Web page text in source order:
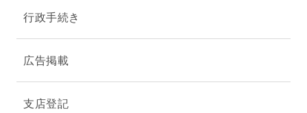
行政手続き
広告掲載
支店登記